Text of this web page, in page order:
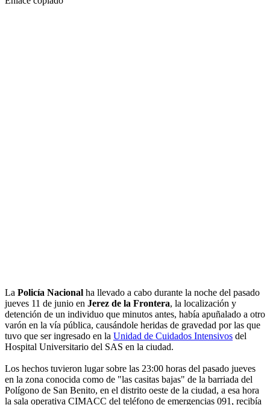
La Policía Nacional ha llevado a cabo durante la noche del pasado
jueves 11 de junio en Jerez de la Frontera, la localización y
detención de un individuo que minutos antes, había apuñalado a otro
varón en la vía pública, causándole heridas de gravedad por las que
tuvo que ser ingresado en la Unidad de Cuidados Intensivos del
Hospital Universitario del SAS en la ciudad.
Los hechos tuvieron lugar sobre las 23:00 horas del pasado jueves
en la zona conocida como de "las casitas bajas" de la barriada del
Polígono de San Benito, en el distrito oeste de la ciudad, a esa hora
la sala operativa CIMACC del teléfono de emergencias 091, recibía